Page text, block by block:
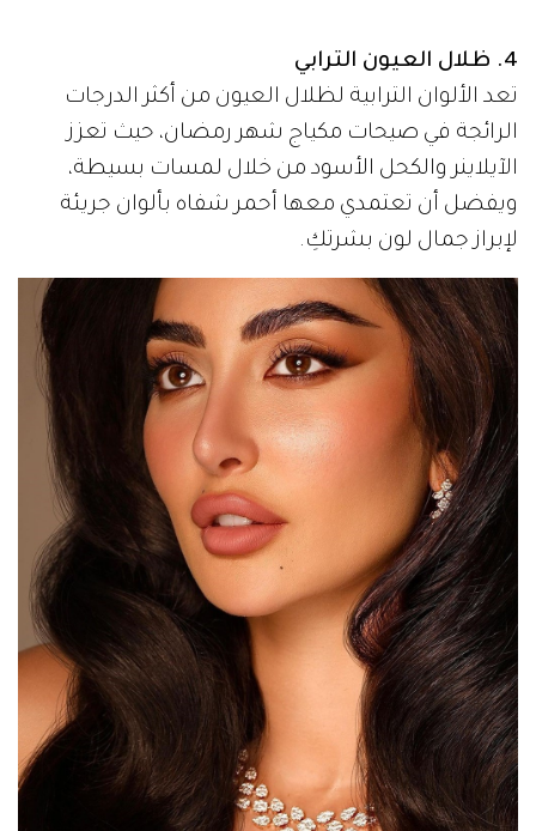
4. ظلال العيون الترابي
تعد الألوان الترابية لظلال العيون من أكثر الدرجات
الرائجة في صيحات مكياج شهر رمضان، حيث تعزز
الآيلاينر والكحل الأسود من خلال لمسات بسيطة،
ويفضل أن تعتمدي معها أحمر شفاه بألوان جريئة
لإبراز جمال لون بشرتكِ.